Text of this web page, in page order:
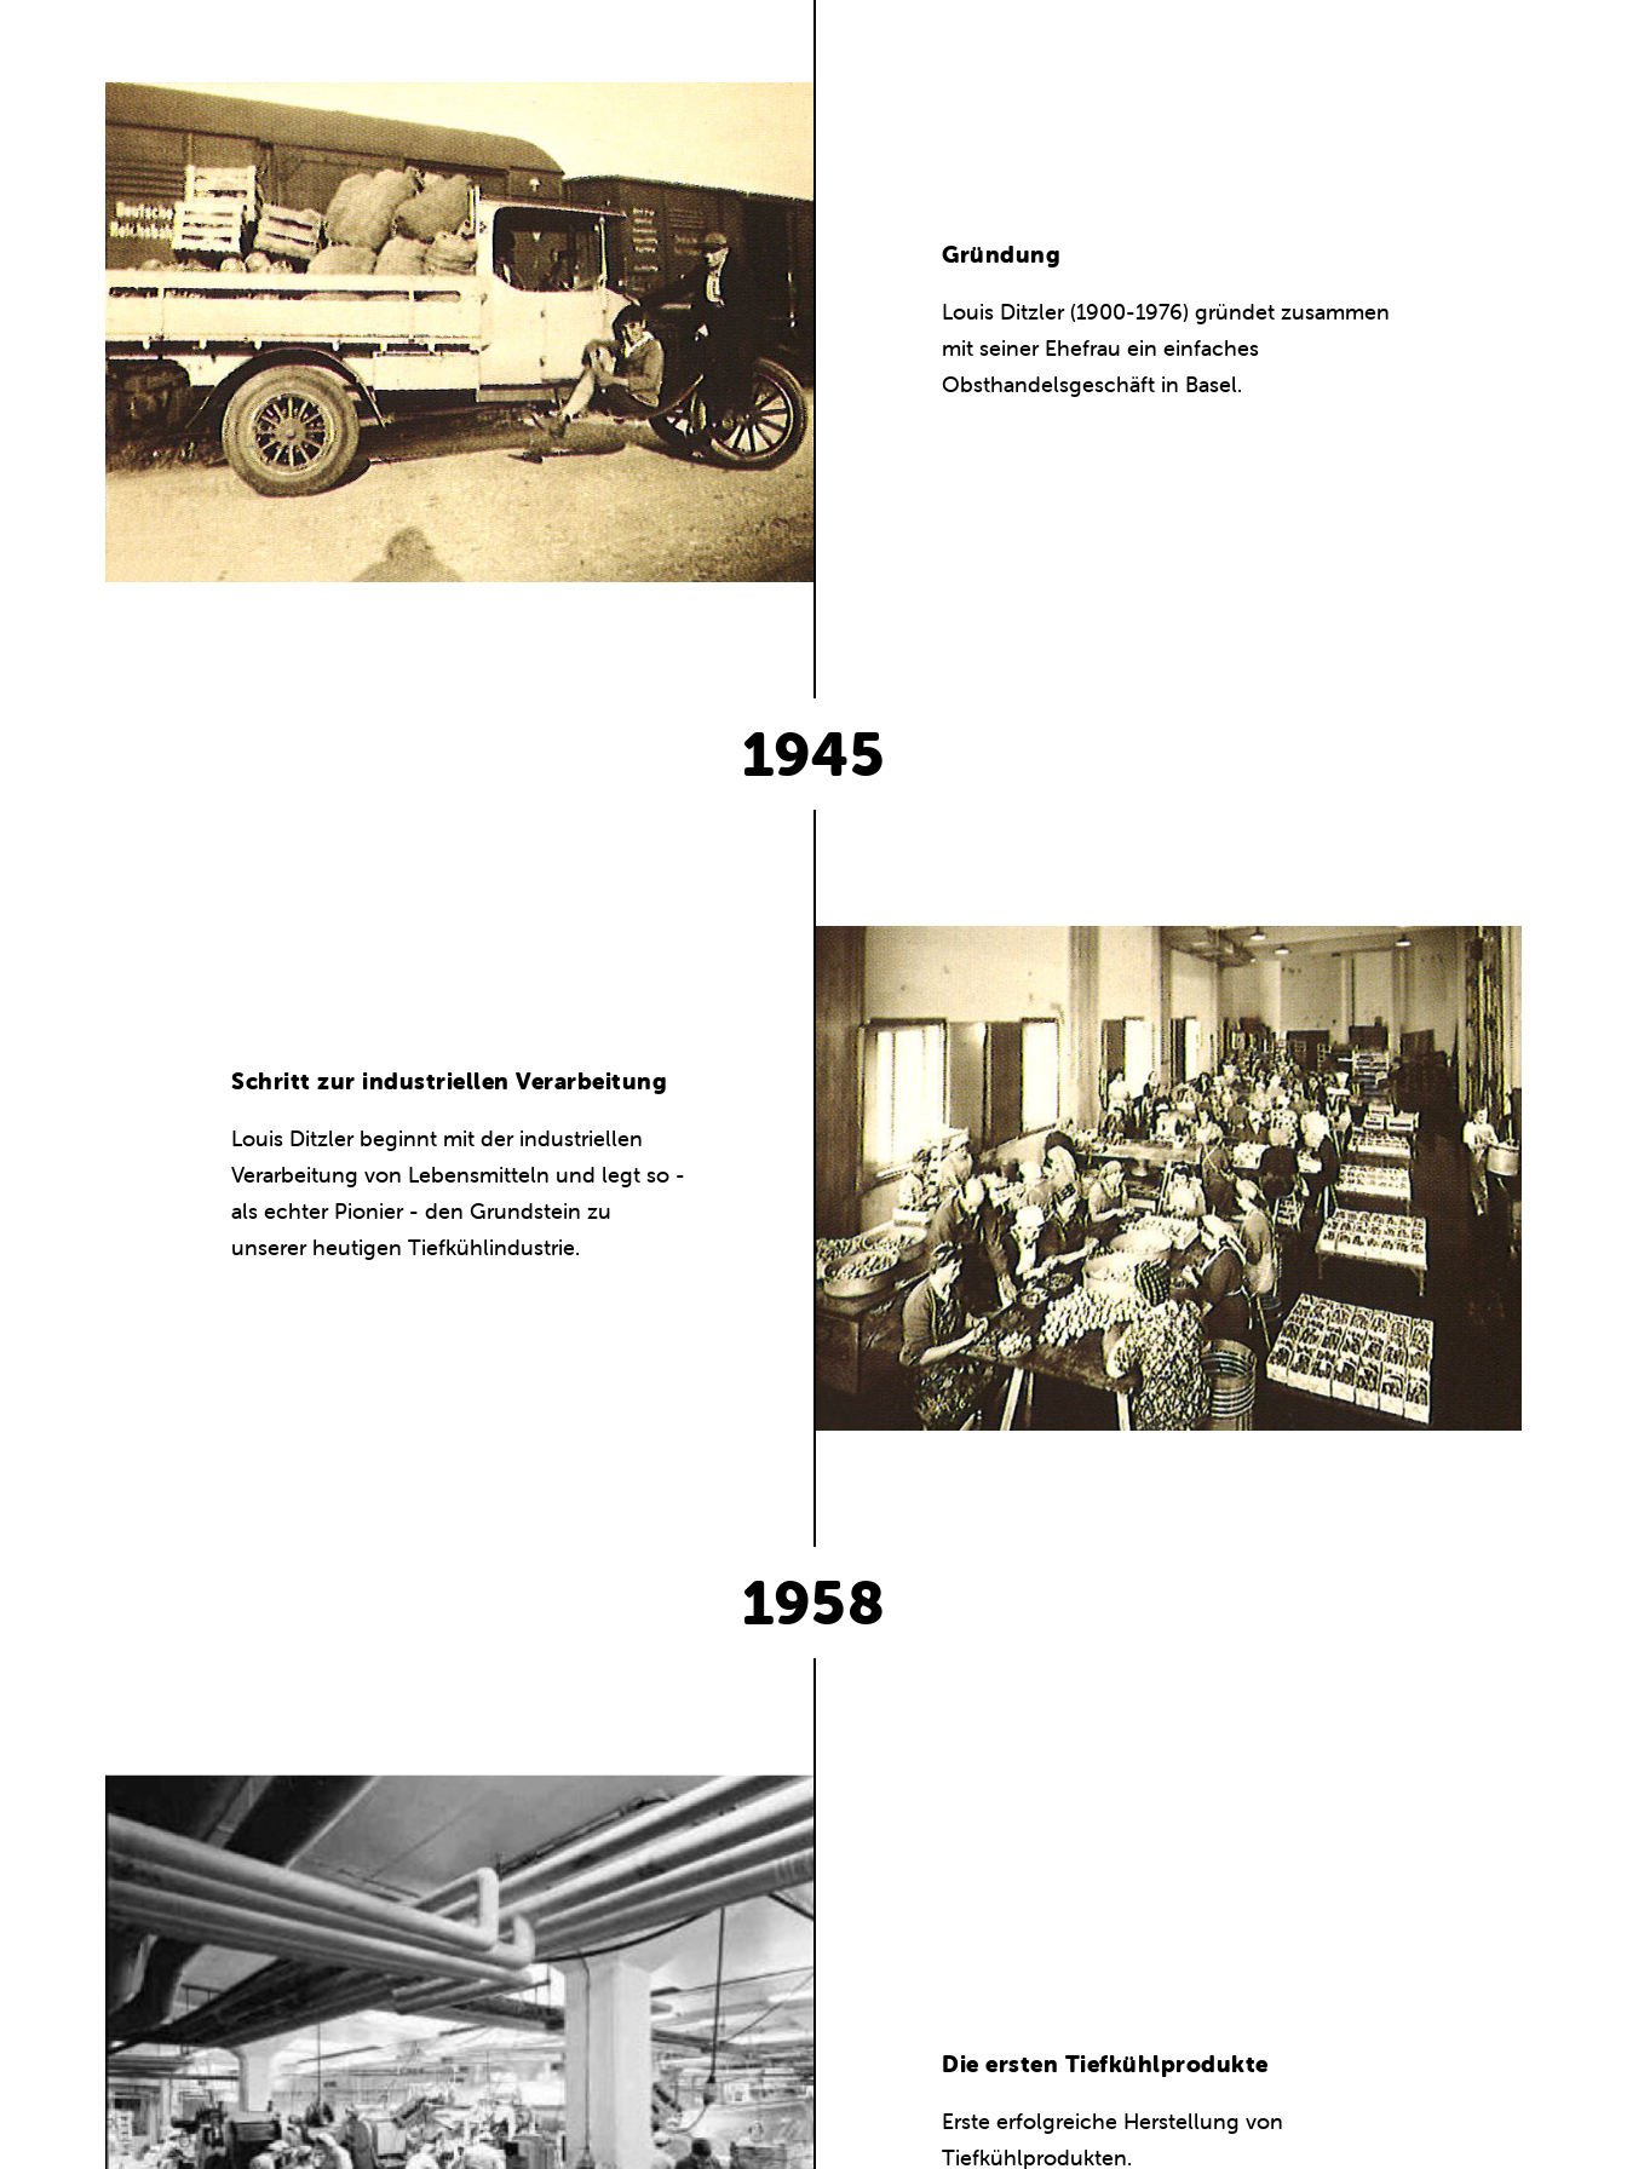
Gründung
Louis Ditzler (1900-1976) gründet zusammen
mit seiner Ehefrau ein einfaches
Obsthandelsgeschäft in Basel.
1945
Schritt zur industriellen Verarbeitung
Louis Ditzler beginnt mit der industriellen
Verarbeitung von Lebensmitteln und legt so -
als echter Pionier - den Grundstein zu
unserer heutigen Tiefkühlindustrie.
1958
Die ersten Tiefkühlprodukte
Erste erfolgreiche Herstellung von
Tiefkühlprodukten.